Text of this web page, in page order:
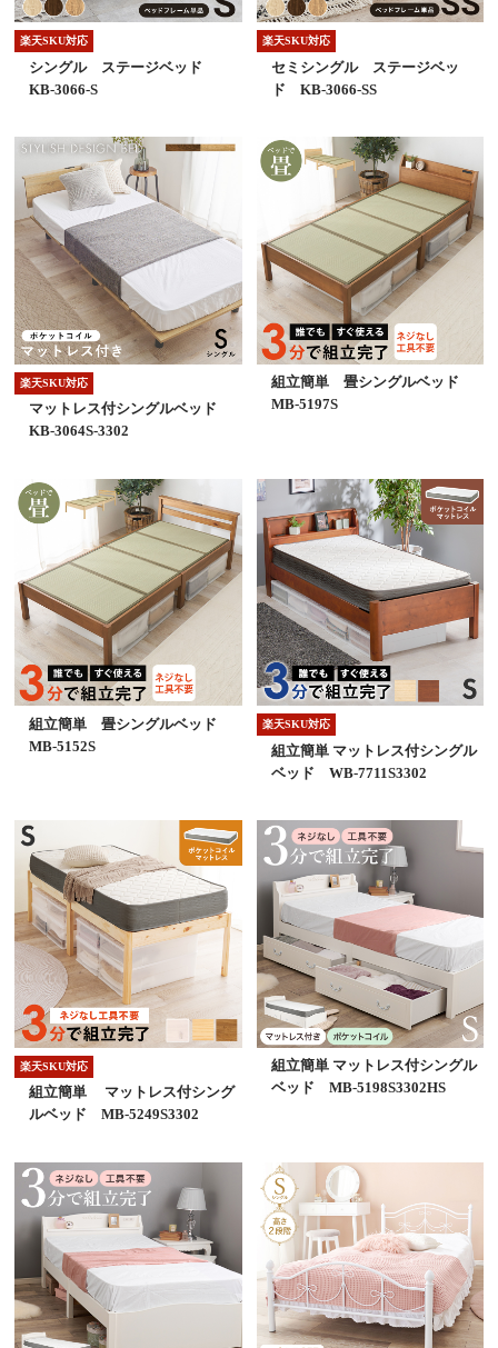
楽天SKU対応
シングル ステージベッド
KB-3066-S
楽天SKU対応
セミシングル ステージベッ
ド KB-3066-SS
楽天SKU対応
マットレス付シングルベッド
KB-3064S-3302
組立簡単 畳シングルベッド
MB-5197S
組立簡単 畳シングルベッド
MB-5152S
楽天SKU対応
組立簡単 マットレス付シングル
ベッド WB-7711S3302
楽天SKU対応
組立簡単 マットレス付シング
ルベッド MB-5249S3302
組立簡単 マットレス付シングル
ベッド MB-5198S3302HS